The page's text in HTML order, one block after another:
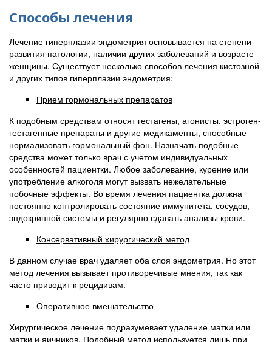
Способы лечения
Лечение гиперплазии эндометрия основывается на степени
развития патологии, наличии других заболеваний и возрасте
женщины. Существует несколько способов лечения кистозной
и других типов гиперплазии эндометрия:
Прием гормональных препаратов
К подобным средствам относят гестагены, агонисты, эстроген-
гестагенные препараты и другие медикаменты, способные
нормализовать гормональный фон. Назначать подобные
средства может только врач с учетом индивидуальных
особенностей пациентки. Любое заболевание, курение или
употребление алкоголя могут вызвать нежелательные
побочные эффекты. Во время лечения пациентка должна
постоянно контролировать состояние иммунитета, сосудов,
эндокринной системы и регулярно сдавать анализы крови.
Консервативный хирургический метод
В данном случае врач удаляет оба слоя эндометрия. Но этот
метод лечения вызывает противоречивые мнения, так как
часто приводит к рецидивам.
Оперативное вмешательство
Хирургическое лечение подразумевает удаление матки или
матки и яичников. Подобный метод используется лишь при